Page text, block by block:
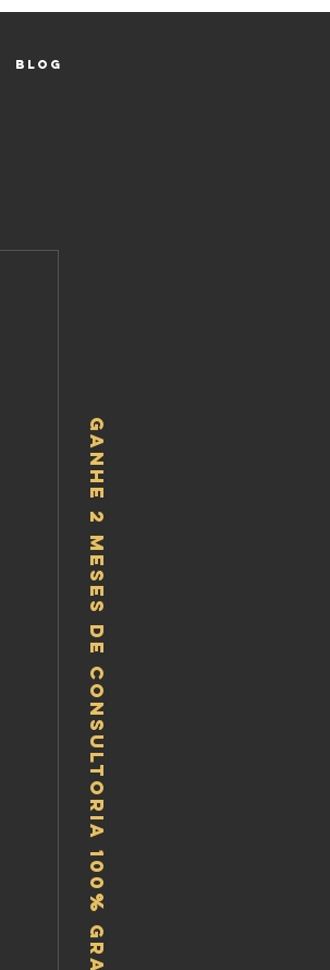
Blog
Ganhe 2 meses de consultoria 100% gratis!